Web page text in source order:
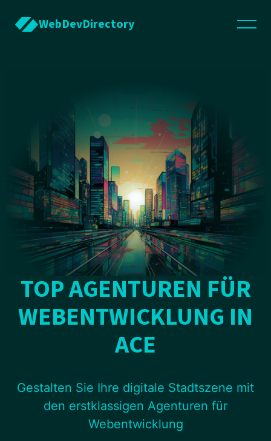
WebDevDirectory
TOP AGENTUREN FÜR
WEBENTWICKLUNG IN
ACE
Gestalten Sie Ihre digitale Stadtszene mit
den erstklassigen Agenturen für
Webentwicklung